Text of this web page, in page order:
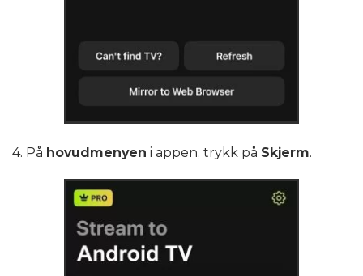
4. På hovudmenyen i appen, trykk på Skjerm.